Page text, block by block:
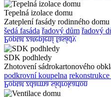
Tepelná izolace domu
Zateplení fasády rodinného
šedá fasáda řadový dům řadový
Poptat zateplení fasády
SDK podhledy
Zhotovení sádrokartonového
podkrovní koupelna
Poptat zdarma sádrokarton